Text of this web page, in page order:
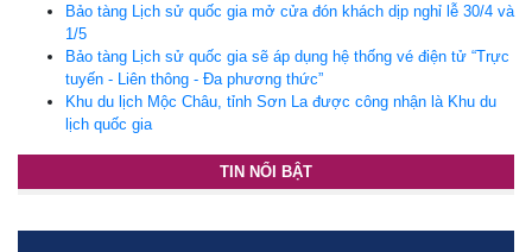
Bảo tàng Lịch sử quốc gia mở cửa đón khách dịp nghỉ lễ 30/4 và
1/5
Bảo tàng Lịch sử quốc gia sẽ áp dụng hệ thống vé điện tử “Trực
tuyến - Liên thông - Đa phương thức”
Khu du lịch Mộc Châu, tỉnh Sơn La được công nhận là Khu du
lịch quốc gia
TIN NỔI BẬT